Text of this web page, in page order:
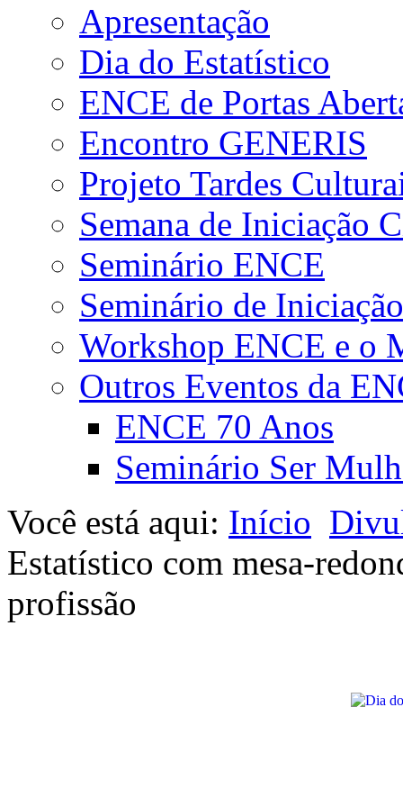
Apresentação
Dia do Estatístico
ENCE de Portas
Encontro GENERIS
Projeto Tardes
Semana de Iniciação
Seminário ENCE
Seminário de
Workshop ENCE e o
Outros Eventos da
ENCE 70 Anos
Seminário Ser
Você está aqui: Início
Estatístico com mesa-
profissão